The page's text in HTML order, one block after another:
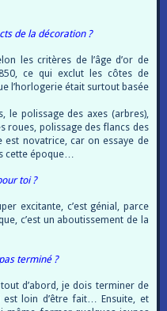
de la décoration ?
les critères de l’âge d’or de
ce qui exclut les côtes de
l’horlogerie était surtout basée
le polissage des axes (arbres),
roues, polissage des flancs des
novatrice, car on essaye de
cette époque…
toi ?
excitante, c’est génial, parce
c’est un aboutissement de la
terminé ?
d’abord, je dois terminer de
loin d’être fait… Ensuite, et